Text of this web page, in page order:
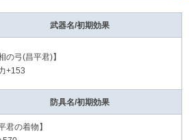
武器名/初期効果
の弓(昌平君)】
+153
防具名/初期効果
君の着物】